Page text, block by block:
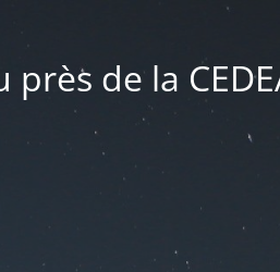
de la